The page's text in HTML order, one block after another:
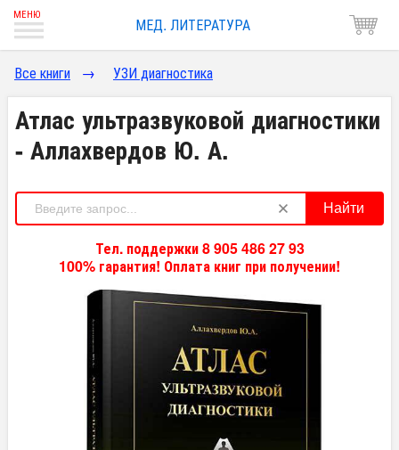
МЕД. ЛИТЕРАТУРА
Все книги → УЗИ диагностика
Атлас ультразвуковой диагностики
- Аллахвердов Ю. А.
Найти
Тел. поддержки 8 905 486 27 93
100% гарантия! Оплата книг при получении!